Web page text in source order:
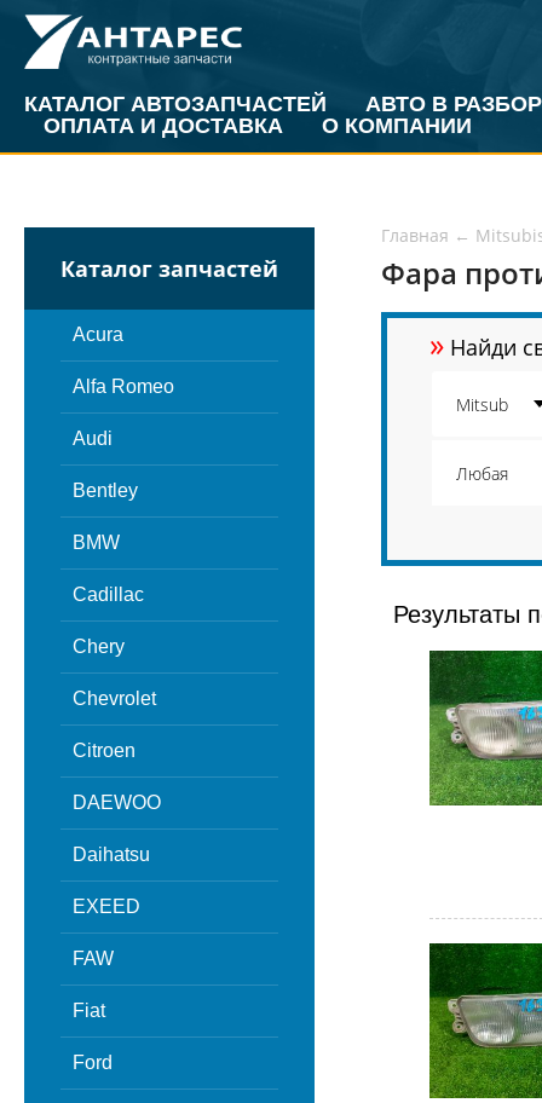
КАТАЛОГ АВТОЗАПЧАСТЕЙ
АВТО В РАЗБОР
ОПЛАТА И ДОСТАВКА
О КОМПАНИИ
Каталог запчастей
Acura
Alfa Romeo
Audi
Bentley
BMW
Cadillac
Chery
Chevrolet
Citroen
DAEWOO
Daihatsu
EXEED
FAW
Fiat
Ford
Главная ←
Фара
» Найди
Результаты